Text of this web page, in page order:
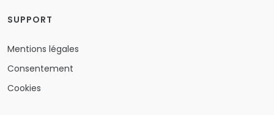
SUPPORT
Mentions légales
Consentement
Cookies